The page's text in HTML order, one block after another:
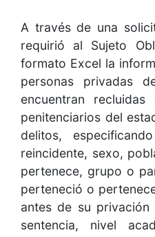
A través de una
requirió al Sujeto
formato Excel la
personas privadas
encuentran
penitenciarios del
delitos,
reincidente, sexo,
pertenece, grupo o
perteneció o
antes de su
sentencia, nivel